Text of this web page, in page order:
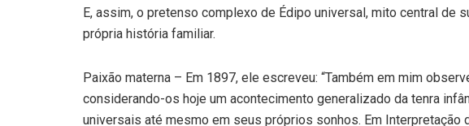
E, assim, o pretenso complexo de Édipo universal, mito central de
própria história familiar.
Paixão materna – Em 1897, ele escreveu: “Também em mim
considerando-os hoje um acontecimento generalizado da tenra
universais até mesmo em seus próprios sonhos. Em Interpretação